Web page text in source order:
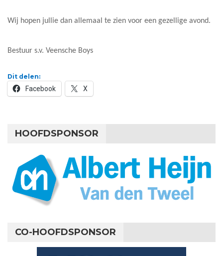
Wij hopen jullie dan allemaal te zien voor een gezellige avond.
Bestuur s.v. Veensche Boys
Dit delen:
Facebook X
HOOFDSPONSOR
CO-HOOFDSPONSOR